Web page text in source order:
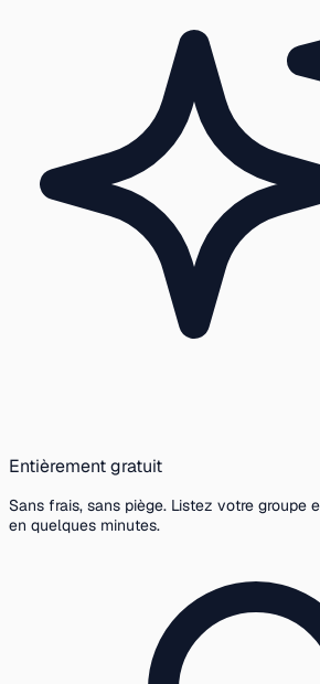
Entièrement gratuit
Sans frais, sans piège. Listez votre groupe
en quelques minutes.